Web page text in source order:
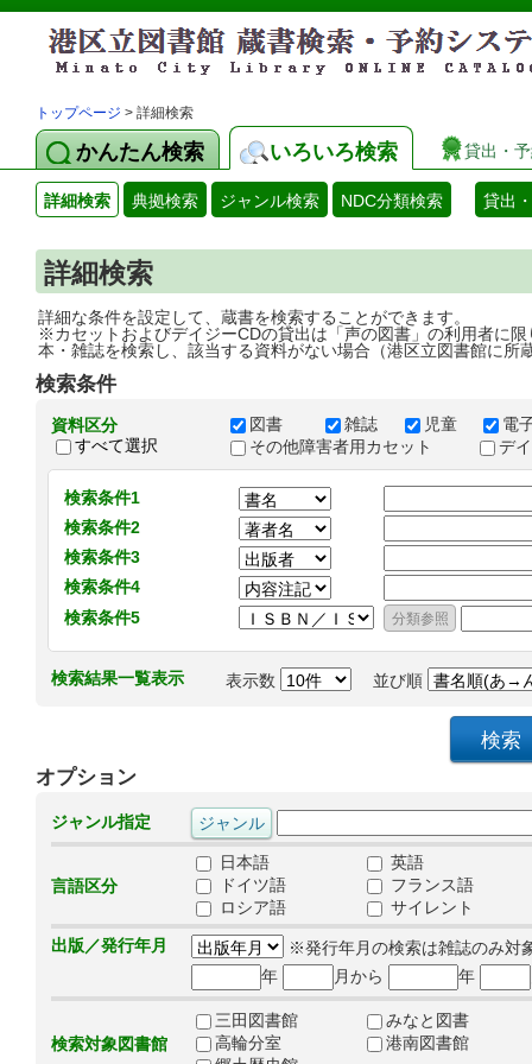
トップページ > 詳細検索
かんたん検索 いろいろ検索 貸出・
詳細検索 典拠検索 ジャンル検索 NDC分類検索 貸出
詳細検索
詳細な条件を設定して、蔵書を検索することができます。
※カセットおよびデイジーCDの貸出は「声の図書」の利用者に限
本・雑誌を検索し、該当する資料がない場合（港区立図書館に所
検索条件
資料区分
すべて選択
図書 雑誌 児童
電
その他障害者用カセット
デ
検索条件1
検索条件2
検索条件3
検索条件4
検索条件5
検索結果一覧表示 表示数 並び順
オプション
ジャンル指定
言語区分
日本語
英語
ドイツ語
フランス語
ロシア語
サイレント
出版／発行年月
※発行年月の検索は雑誌のみ対
年
月から 年
検索対象図書館
三田図書館
みなと図書
高輪分室
港南図書館